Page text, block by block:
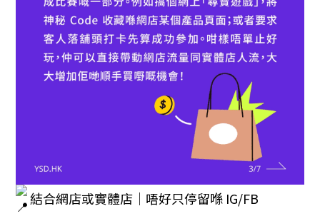
結合網店或實體店｜唔好只停留喺 IG/FB